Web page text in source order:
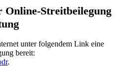
Streitbeilegung
unter folgendem Link eine
bereit:
.